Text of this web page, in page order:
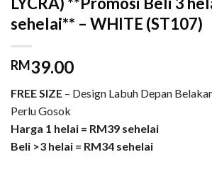
sehelai** – WHITE (ST107)
RM39.00
FREE SIZE – Design Labuh Depan
Perlu Gosok
Harga 1 helai = RM39 sehelai
Beli >3 helai = RM34 sehelai